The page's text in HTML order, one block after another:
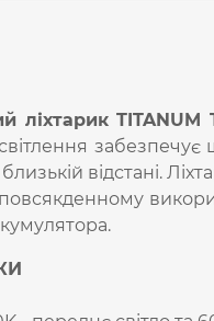
ліхтарик TITANUM
відстані.